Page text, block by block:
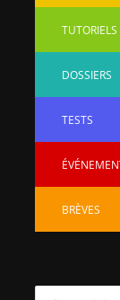
TUTORIELS
DOSSIERS
TESTS
BRÈVES